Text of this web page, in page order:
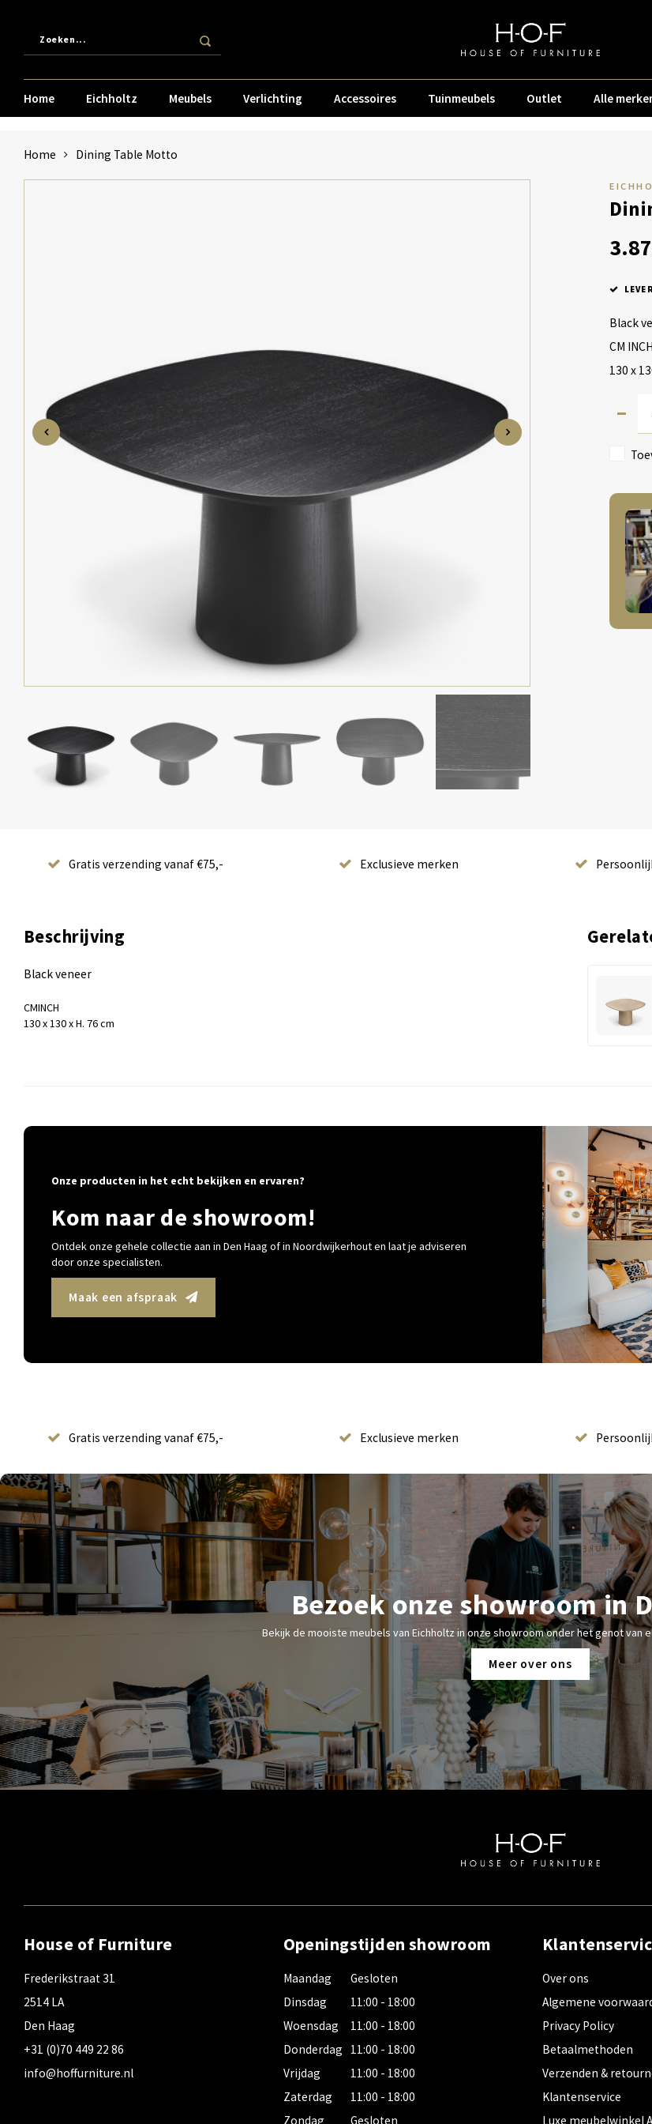
Home Eichholtz Meubels Verlichting Accessoires Tuinmeubels Outlet Alle
Home Dining Table Motto
Black
CM INCH
130 x
Gratis verzending vanaf €75,- Exclusieve merken
Beschrijving
Black veneer
CMINCH
130 x 130 x H. 76 cm
Onze producten in het echt bekijken en ervaren?
Kom naar de showroom!
Ontdek onze gehele collectie aan in Den Haag of in Noordwijkerhout en laat je adviseren
door onze specialisten.
Maak een afspraak
Gratis verzending vanaf €75,- Exclusieve merken
Bezoek onze showroom in
Bekijk de mooiste meubels van Eichholtz in onze showroom onder het genot van
Meer over ons
House of Furniture
Frederikstraat 31
2514 LA
Den Haag
+31 (0)70 449 22 86
info@hoffurniture.nl
Openingstijden showroom
Maandag
Dinsdag
Woensdag
Donderdag
Vrijdag
Zaterdag
Zondag
Gesloten
11:00 - 18:00
11:00 - 18:00
11:00 - 18:00
11:00 - 18:00
11:00 - 18:00
Gesloten
Over ons
Algemene
Privacy Policy
Betaalmethoden
Verzenden &
Klantenservice
Luxe meubelwinkel